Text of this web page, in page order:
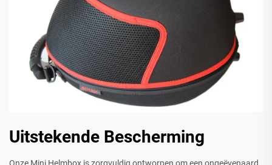
Uitstekende Bescherming
Onze Mini Helmbox is zorgvuldig ontworpen om een ongeëvenaard